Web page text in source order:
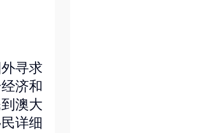
寻求
济和
澳大
详细